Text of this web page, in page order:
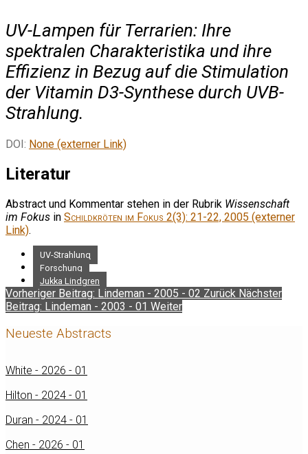
UV-Lampen für Terrarien: Ihre
spektralen Charakteristika und ihre
Effizienz in Bezug auf die Stimulation
der Vitamin D3-Synthese durch UVB-
Strahlung.
DOI: None (externer Link)
Literatur
Abstract und Kommentar stehen in der Rubrik Wissenschaft
im Fokus in Schildkröten im Fokus 2(3): 21-22, 2005 (externer
Link).
UV-Strahlung
Forschung
Jukka Lindgren
Vorheriger Beitrag: Lindeman - 2005 - 02 Zurück Nächster
Beitrag: Lindeman - 2003 - 01 Weiter
Neueste Abstracts
White - 2026 - 01
Hilton - 2024 - 01
Duran - 2024 - 01
Chen - 2026 - 01